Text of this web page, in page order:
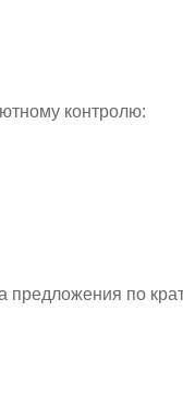
контролю:
предложения по